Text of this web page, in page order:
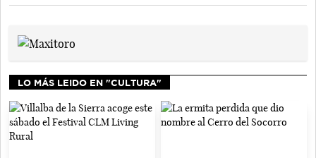
LO MÁS LEIDO EN "CULTURA"